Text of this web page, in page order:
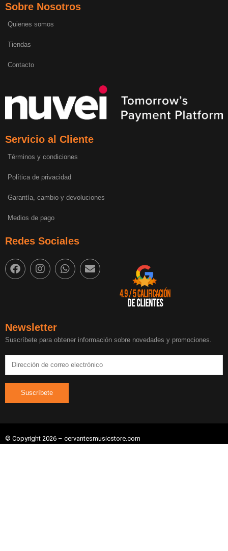
Sobre Nosotros
Quienes somos
Tiendas
Contacto
Servicio al Cliente
Términos y condiciones
Política de privacidad
Garantía, cambio y devoluciones
Medios de pago
Redes Sociales
Newsletter
Suscríbete para obtener información sobre novedades y promociones.
© Copyright 2026 – cervantesmusicstore.com